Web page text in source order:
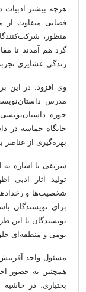
هرچه بیشتر
فضایی متفاوت از
منظور،
گرد هم آمدند تا
زندگی عشایری تجربه
وی افزود: در این
حوزه
جایگاه حماسه در
بهره‌گیری از عناصر
شریفی با اشاره به
تولید آثار ادبی
شخصیت‌ها و
برای نویسندگان
نویسندگان با این
بومی و منطقه‌ای
مسئول واحد
همچنین به حضور
بختیاری، در